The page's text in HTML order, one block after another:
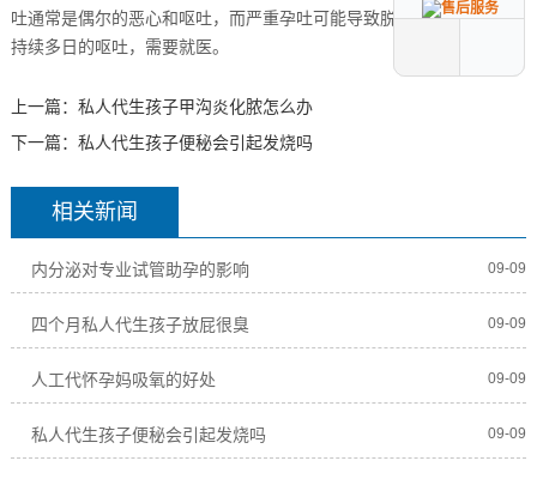
吐通常是偶尔的恶心和呕吐，而严重孕吐可能导致脱水、无法进食或
持续多日的呕吐，需要就医。
上一篇： 私人代生孩子甲沟炎化脓怎么办
下一篇： 私人代生孩子便秘会引起发烧吗
相关新闻
内分泌对专业试管助孕的影响 09-09
四个月私人代生孩子放屁很臭 09-09
人工代怀孕妈吸氧的好处 09-09
私人代生孩子便秘会引起发烧吗 09-09